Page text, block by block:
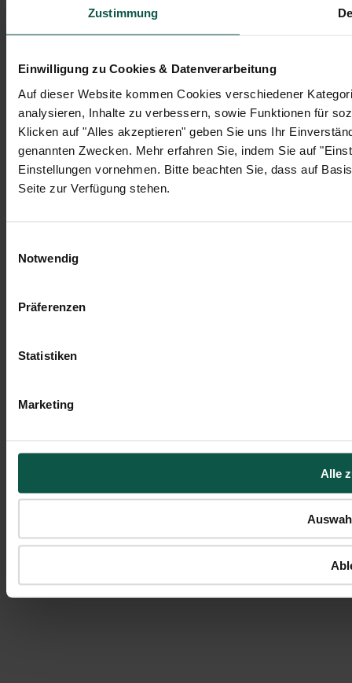
Zustimmung
Einwilligung zu Cookies & Datenverarbeitung
Auf dieser Website kommen Cookies verschiedener
analysieren, Inhalte zu verbessern, sowie Funktionen für
Klicken auf "Alles akzeptieren" geben Sie uns Ihr
genannten Zwecken. Mehr erfahren Sie, indem Sie auf
Einstellungen vornehmen. Bitte beachten Sie, dass auf
Seite zur Verfügung stehen.
Notwendig
Präferenzen
Statistiken
Marketing
Alle
Datenschutz
AGB
© 2026 coneva GmbH. Alle Rechte vorbehalten.